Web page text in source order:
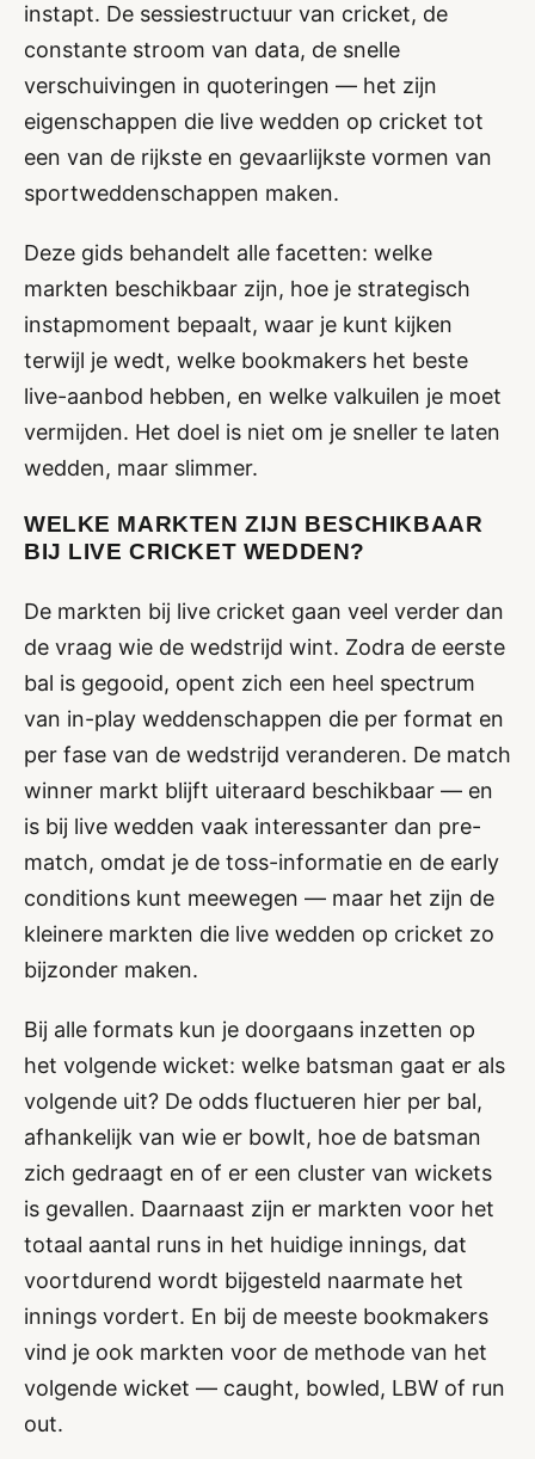
instapt. De sessiestructuur van cricket, de
constante stroom van data, de snelle
verschuivingen in quoteringen — het zijn
eigenschappen die live wedden op cricket tot
een van de rijkste en gevaarlijkste vormen van
sportweddenschappen maken.
Deze gids behandelt alle facetten: welke
markten beschikbaar zijn, hoe je strategisch
instapmoment bepaalt, waar je kunt kijken
terwijl je wedt, welke bookmakers het beste
live-aanbod hebben, en welke valkuilen je moet
vermijden. Het doel is niet om je sneller te laten
wedden, maar slimmer.
WELKE MARKTEN ZIJN BESCHIKBAAR
BIJ LIVE CRICKET WEDDEN?
De markten bij live cricket gaan veel verder dan
de vraag wie de wedstrijd wint. Zodra de eerste
bal is gegooid, opent zich een heel spectrum
van in-play weddenschappen die per format en
per fase van de wedstrijd veranderen. De match
winner markt blijft uiteraard beschikbaar — en
is bij live wedden vaak interessanter dan pre-
match, omdat je de toss-informatie en de early
conditions kunt meewegen — maar het zijn de
kleinere markten die live wedden op cricket zo
bijzonder maken.
Bij alle formats kun je doorgaans inzetten op
het volgende wicket: welke batsman gaat er als
volgende uit? De odds fluctueren hier per bal,
afhankelijk van wie er bowlt, hoe de batsman
zich gedraagt en of er een cluster van wickets
is gevallen. Daarnaast zijn er markten voor het
totaal aantal runs in het huidige innings, dat
voortdurend wordt bijgesteld naarmate het
innings vordert. En bij de meeste bookmakers
vind je ook markten voor de methode van het
volgende wicket — caught, bowled, LBW of run
out.